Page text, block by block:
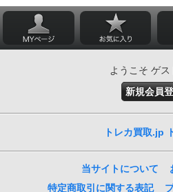
ようこそ ゲス
新規会員
トレカ買取.jp
当サイトについて
特定商取引に関する表記